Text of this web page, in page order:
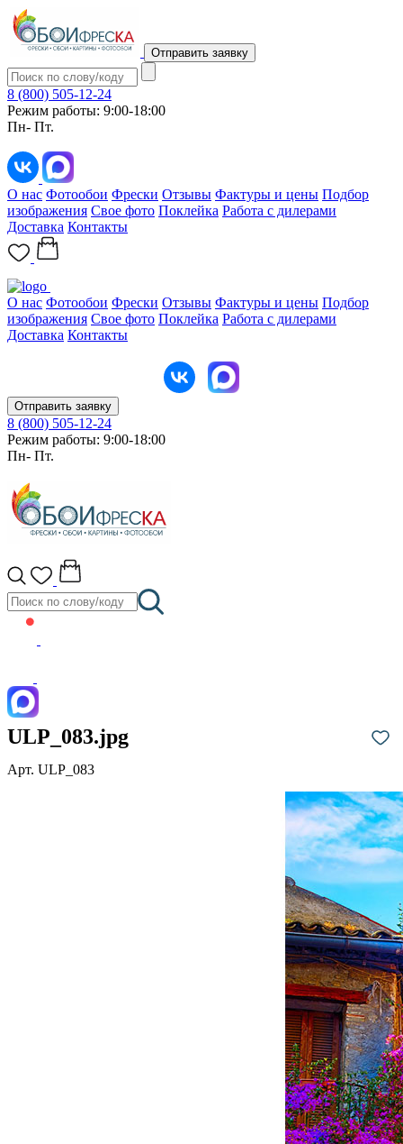
Отправить заявку
8 (800) 505-12-24
Режим работы: 9:00-18:00
Пн- Пт.
О нас Фотообои Фрески Отзывы Фактуры и цены Подбор
изображения Свое фото Поклейка Работа с дилерами
Доставка Контакты
О нас Фотообои Фрески Отзывы Фактуры и цены Подбор
изображения Свое фото Поклейка Работа с дилерами
Доставка Контакты
Отправить заявку
8 (800) 505-12-24
Режим работы: 9:00-18:00
Пн- Пт.
ULP_083.jpg
Арт. ULP_083